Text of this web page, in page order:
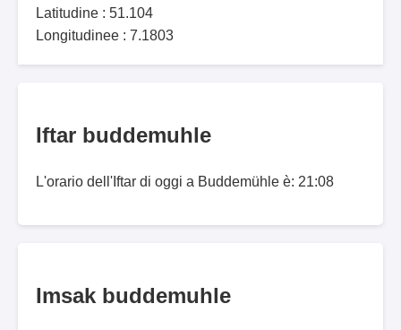
Latitudine : 51.104
Longitudinee : 7.1803
Iftar buddemuhle
L'orario dell'Iftar di oggi a Buddemühle è: 21:08
Imsak buddemuhle